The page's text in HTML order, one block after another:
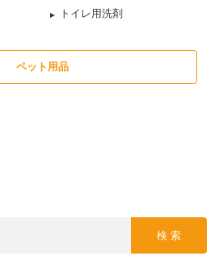
トイレ用洗剤
ペット用品
検 索